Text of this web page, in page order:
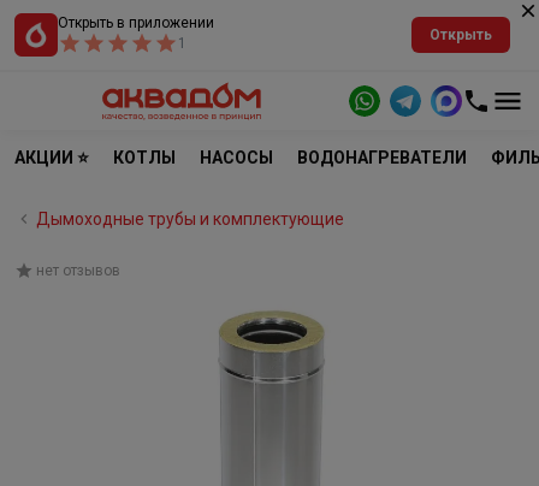
Открыть в приложении
1
Открыть
АКЦИИ ⭐ КОТЛЫ НАСОСЫ ВОДОНАГРЕВАТЕЛИ
Дымоходные трубы и комплектующие
нет отзывов